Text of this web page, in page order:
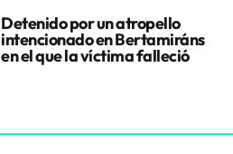
Detenido por un atropello
intencionado en Bertamiráns
en el que la víctima falleció